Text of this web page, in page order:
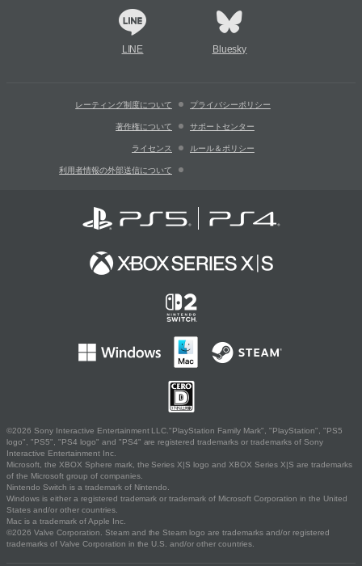
LINE Bluesky
レーティング制度について プライバシーポリシー
著作権について サポートセンター
ライセンス ルール＆ポリシー
利用者情報の外部送信について
©2026 Sony Interactive Entertainment LLC."PlayStation Family Mark", "PlayStation", "PS5
logo", "PS5", "PS4 logo" and "PS4" are registered trademarks or trademarks of Sony
Interactive Entertainment Inc.
Microsoft, the XBOX Sphere mark, the Series X|S logo and XBOX Series X|S are trademarks
of the Microsoft group of companies.
Nintendo Switch is a trademark of Nintendo.
Windows is either a registered trademark or trademark of Microsoft Corporation in the United
States and/or other countries.
Mac is a trademark of Apple Inc.
©2026 Valve Corporation. Steam and the Steam logo are trademarks and/or registered
trademarks of Valve Corporation in the U.S. and/or other countries.